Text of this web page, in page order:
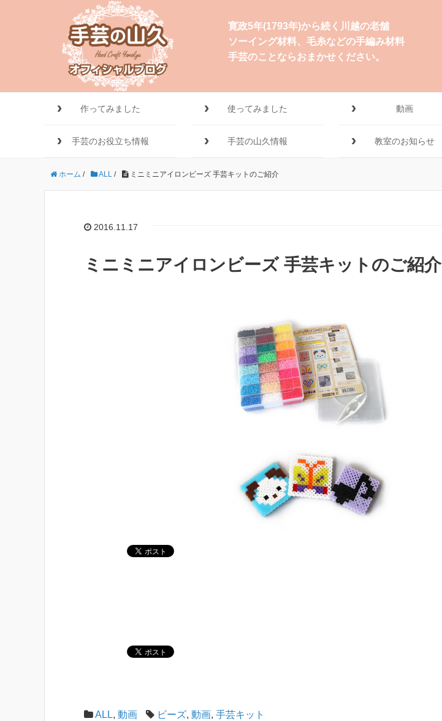
寛政5年(1793年)から続く川越の老舗
ソーイング材料、毛糸などの手編み材料
手芸のことならおまかせください。
作ってみました 使ってみました 動画
手芸のお役立ち情報 手芸の山久情報 教室のお知らせ
ホーム / ALL / ミニミニアイロンビーズ 手芸キットのご紹介
2016.11.17
ミニミニアイロンビーズ 手芸キットのご紹介
ALL, 動画 ビーズ, 動画, 手芸キット